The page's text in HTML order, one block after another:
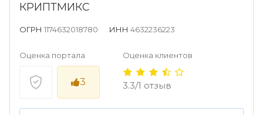
КРИПТМИКС
ОГРН 1174632018780 ИНН 4632236223
Оценка портала
3
Оценка клиентов
3.3/1 отзыв